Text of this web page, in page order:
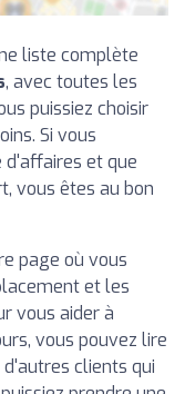
liste complète
, avec toutes les
puissiez choisir
Si vous
d'affaires et que
vous êtes au bon
page où vous
et les
vous aider à
vous pouvez lire
clients qui